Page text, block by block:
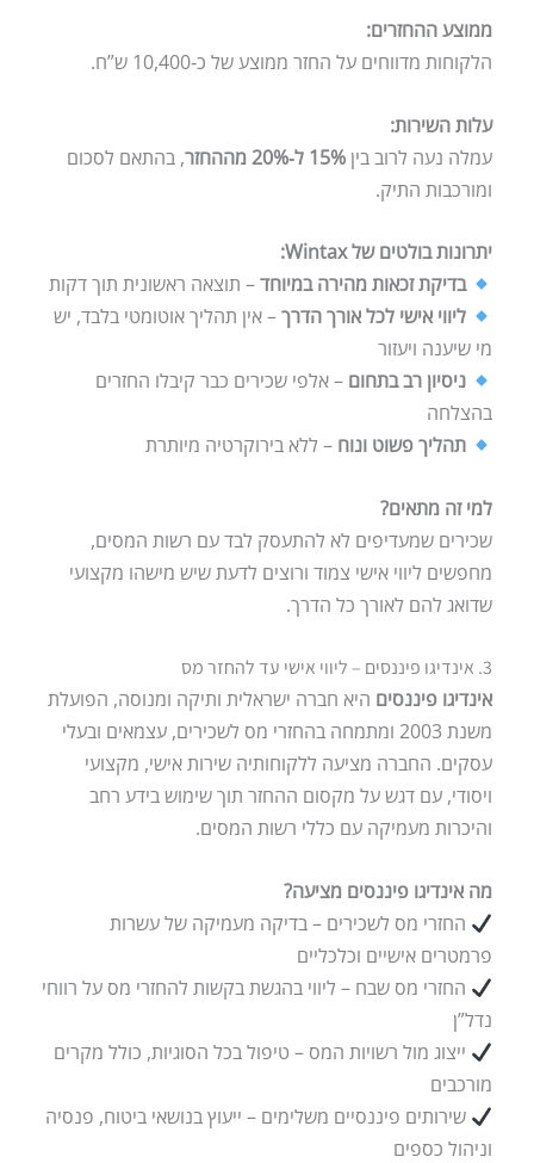
ממוצע ההחזרים:
הלקוחות מדווחים על החזר ממוצע של כ‑10,400 ש”ח.
עלות השירות:
עמלה נעה לרוב בין 15% ל‑20% מההחזר
, בהתאם לסכום
ומורכבות התיק.
יתרונות בולטים של Wintax:
בדיקת זכאות מהירה במיוחד– תוצאה ראשונית תוך דקות
ליווי אישי לכל אורך הדרך– אין תהליך אוטומטי בלבד, יש
מי שיענה ויעזור
ניסיון רב בתחום – אלפי שכירים כבר קיבלו החזרים
בהצלחה
תהליך פשוט ונוח – ללא בירוקרטיה מיותרת
למי זה מתאים?
שכירים שמעדיפים לא להתעסק לבד עם רשות המסים,
מחפשים ליווי אישי צמוד ורוצים לדעת שיש מישהו מקצועי
שדואג להם לאורך כל הדרך.
3. אינדיגו פיננסים – ליווי אישי עד להחזר מס
אינדיגו פיננסים היא חברה ישראלית ותיקה ומנוסה, הפועלת
משנת 2003 ומתמחה בהחזרי מס לשכירים, עצמאים ובעלי
עסקים. החברה מציעה ללקוחותיה שירות אישי, מקצועי
ויסודי, עם דגש על מקסום ההחזר תוך שימוש בידע רחב
והיכרות מעמיקה עם כללי רשות המסים.
מה אינדיגו פיננסים מציעה?
החזרי מס לשכירים – בדיקה מעמיקה של עשרות
פרמטרים אישיים וכלכליים
החזרי מס שבח – ליווי בהגשת בקשות להחזרי מס על רווחי
נדל”ן
ייצוג מול רשויות המס – טיפול בכל הסוגיות, כולל מקרים
מורכבים
שירותים פיננסיים משלימים – ייעוץ בנושאי ביטוח, פנסיה
וניהול כספים